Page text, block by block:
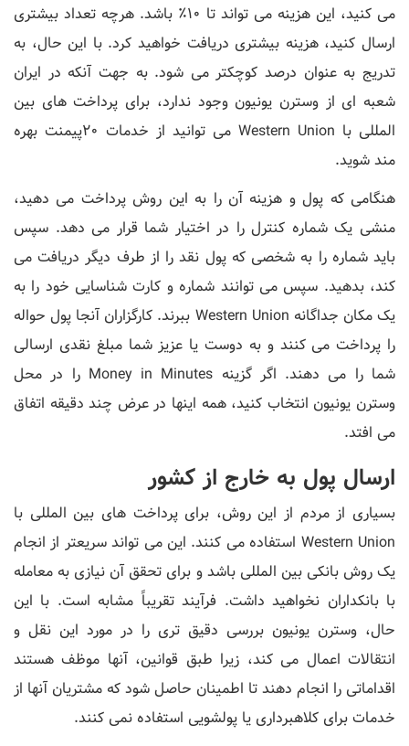
می کنید، این هزینه می تواند تا 10٪ باشد. هرچه تعداد بیشتری
ارسال کنید، هزینه بیشتری دریافت خواهید کرد. با این حال، به
تدریج به عنوان درصد کوچکتر می شود. به جهت آنکه در ایران
شعبه ای از وسترن یونیون وجود ندارد، برای پرداخت های بین
المللی با Western Union می توانید از خدمات 20پیمنت بهره
مند شوید.
هنگامی که پول و هزینه آن را به این روش پرداخت می دهید،
منشی یک شماره کنترل را در اختیار شما قرار می دهد. سپس
باید شماره را به شخصی که پول نقد را از طرف دیگر دریافت می
کند، بدهید. سپس می توانند شماره و کارت شناسایی خود را به
یک مکان جداگانه Western Union ببرند. کارگزاران آنجا پول حواله
را پرداخت می کنند و به دوست یا عزیز شما مبلغ نقدی ارسالی
شما را می دهند. اگر گزینه Money in Minutes را در محل
وسترن یونیون انتخاب کنید، همه اینها در عرض چند دقیقه اتفاق
می افتد.
ارسال پول به خارج از کشور
بسیاری از مردم از این روش، برای پرداخت های بین المللی با
Western Union استفاده می کنند. این می تواند سریعتر از انجام
یک روش بانکی بین المللی باشد و برای تحقق آن نیازی به معامله
با بانکداران نخواهید داشت. فرآیند تقریباً مشابه است. با این
حال، وسترن یونیون بررسی دقیق تری را در مورد این نقل و
انتقالات اعمال می کند، زیرا طبق قوانین، آنها موظف هستند
اقداماتی را انجام دهند تا اطمینان حاصل شود که مشتریان آنها از
خدمات برای کلاهبرداری یا پولشویی استفاده نمی کنند.